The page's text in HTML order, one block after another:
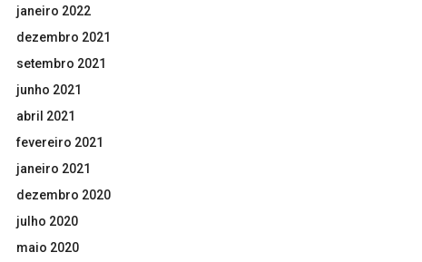
janeiro 2022
dezembro 2021
setembro 2021
junho 2021
abril 2021
fevereiro 2021
janeiro 2021
dezembro 2020
julho 2020
maio 2020